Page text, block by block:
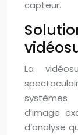
capteur.
La
d’image
d’analyse